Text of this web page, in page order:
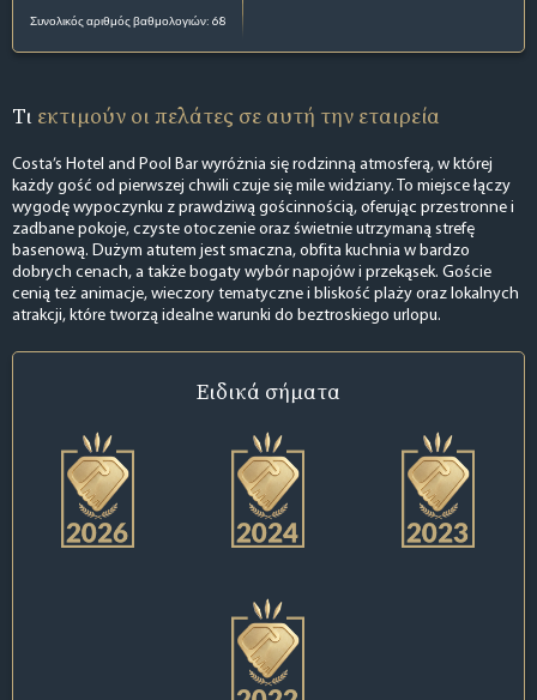
Συνολικός αριθμός βαθμολογιών: 68
Τι εκτιμούν οι πελάτες σε αυτή την εταιρεία
Costa’s Hotel and Pool Bar wyróżnia się rodzinną atmosferą, w której
każdy gość od pierwszej chwili czuje się mile widziany. To miejsce łączy
wygodę wypoczynku z prawdziwą gościnnością, oferując przestronne i
zadbane pokoje, czyste otoczenie oraz świetnie utrzymaną strefę
basenową. Dużym atutem jest smaczna, obfita kuchnia w bardzo
dobrych cenach, a także bogaty wybór napojów i przekąsek. Goście
cenią też animacje, wieczory tematyczne i bliskość plaży oraz lokalnych
atrakcji, które tworzą idealne warunki do beztroskiego urlopu.
Ειδικά σήματα